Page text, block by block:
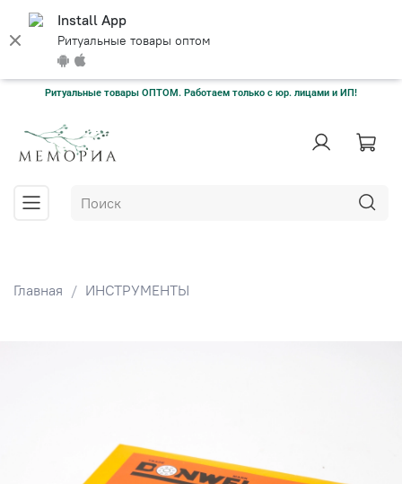
Install App
Ритуальные товары оптом
Ритуальные товары ОПТОМ. Работаем только с юр. лицами и ИП!
Главная ИНСТРУМЕНТЫ